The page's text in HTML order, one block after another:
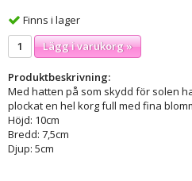
Finns i lager
Lägg i varukorg »
Produktbeskrivning:
Med hatten på som skydd för solen
plockat en hel korg full med fina
Höjd: 10cm
Bredd: 7,5cm
Djup: 5cm